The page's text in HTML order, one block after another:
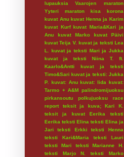
lupauksia
Vaarojen maraton
Yyteri maraton
kisa
korona
kuvat Anu kuvat Henna ja Karim
kuvat Kurf kuvat Maria&Kari ja
Anu
kuvat Marko
kuvat Päivi
kuvat Teija V. kuvat ja teksti Lea
L.
kuvat ja teksti Mari ja Jukka
kuvat ja teksti Niina T. ft.
Kaarlo&Antti
kuvat ja teksti
Timo&Sari kuvat ja teksti: Jukka
P.
kuvat: Anu kuvat: Iida kuvat:
Tarmo + A&M palindromijuoksu
pirkansoutu
polkujuoksu
race
report
teksit ja kuva; Kari K.
teksit ja kuvat Eerika
teksti
Eerika teksti Elina teksti Elina ja
Jari
teksti Erkki
teksti Henna
teksti Kari&Maria
teksti Lauri
teksti Mari
teksti Marianne H.
teksti Marjo N.
teksti Marko